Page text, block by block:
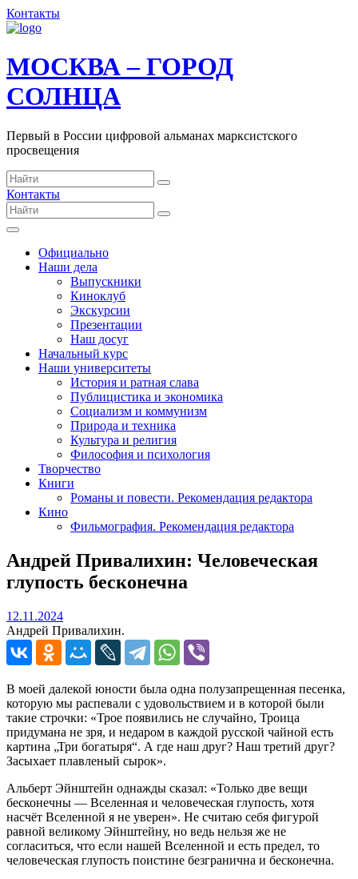
Контакты
МОСКВА – ГОРОД
СОЛНЦА
Первый в России цифровой альманах марксистского
просвещения
Контакты
Официально
Наши дела
Выпускники
Киноклуб
Экскурсии
Презентации
Наш досуг
Начальный курс
Наши университеты
История и ратная слава
Публицистика и экономика
Социализм и коммунизм
Природа и техника
Культура и религия
Философия и психология
Творчество
Книги
Романы и повести. Рекомендация редактора
Кино
Фильмография. Рекомендация редактора
Андрей Привалихин: Человеческая
глупость бесконечна
12.11.202412.11.2024
Андрей Привалихин.
В моей далекой юности была одна полузапрещенная песенка,
которую мы распевали с удовольствием и в которой были
такие строчки: «Трое появились не случайно, Троица
придумана не зря, и недаром в каждой русской чайной есть
картина „Три богатыря“. А где наш друг? Наш третий друг?
Засыхает плавленый сырок».
Альберт Эйнштейн однажды сказал: «Только две вещи
бесконечны — Вселенная и человеческая глупость, хотя
насчёт Вселенной я не уверен». Не считаю себя фигурой
равной великому Эйнштейну, но ведь нельзя же не
согласиться, что если нашей Вселенной и есть предел, то
человеческая глупость поистине безгранична и бесконечна.